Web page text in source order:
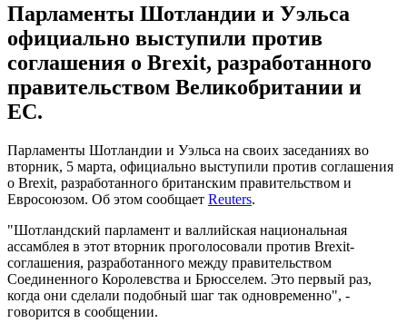
Парламенты Шотландии и Уэльса
официально выступили против
соглашения о Brexit, разработанного
правительством Великобритании и
ЕС.
Парламенты Шотландии и Уэльса на своих заседаниях во
вторник, 5 марта, официально выступили против соглашения
о Brexit, разработанного британским правительством и
Евросоюзом. Об этом сообщает Reuters.
"Шотландский парламент и валлийская национальная
ассамблея в этот вторник проголосовали против Brexit-
соглашения, разработанного между правительством
Соединенного Королевства и Брюсселем. Это первый раз,
когда они сделали подобный шаг так одновременно", -
говорится в сообщении.